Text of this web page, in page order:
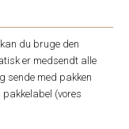
du bruge den
er medsendt alle
sende med pakken
(vores